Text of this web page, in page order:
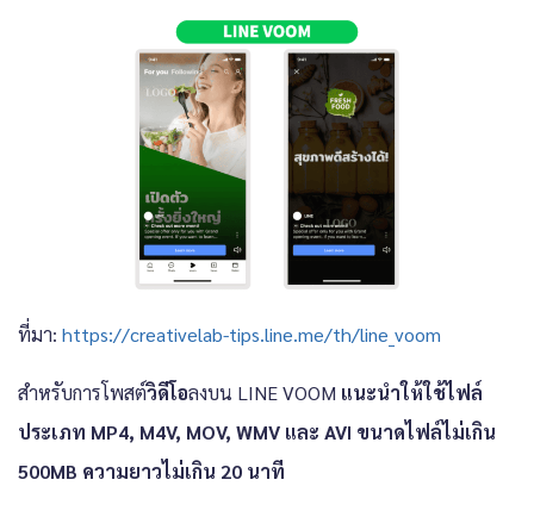
ที่มา: https://creativelab-tips.line.me/th/line_voom
สำหรับการโพสต์วิดีโอลงบน LINE VOOM แนะนำให้ใช้ไฟล์
ประเภท MP4, M4V, MOV, WMV และ AVI ขนาดไฟล์ไม่เกิน
500MB ความยาวไม่เกิน 20 นาที